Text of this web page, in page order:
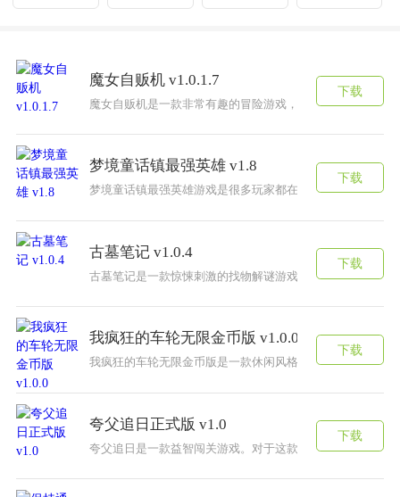
魔女自贩机 v1.0.1.7
魔女自贩机是一款非常有趣的冒险游戏，游戏中拥有大量
下载
梦境童话镇最强英雄 v1.8
梦境童话镇最强英雄游戏是很多玩家都在玩家的一款有趣
下载
古墓笔记 v1.0.4
古墓笔记是一款惊悚刺激的找物解谜游戏，在游戏中能够
下载
我疯狂的车轮无限金币版 v1.0.0
我疯狂的车轮无限金币版是一款休闲风格的趣味游戏，你
下载
夸父追日正式版 v1.0
夸父追日是一款益智闯关游戏。对于这款魔性火爆的游戏
下载